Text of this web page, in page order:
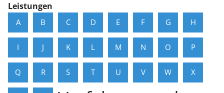
Leistungen
A B C D E F G H
I J K L M N O P
Q R S T U V W X